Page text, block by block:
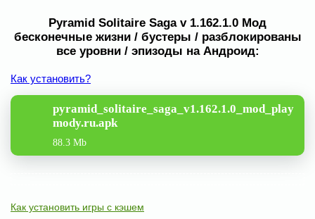
Pyramid Solitaire Saga v 1.162.1.0 Мод
бесконечные жизни / бустеры / разблокированы
все уровни / эпизоды на Андроид:
Как установить?
pyramid_solitaire_saga_v1.162.1.0_mod_play
mody.ru.apk
88.3 Mb
Как установить игры с кэшем